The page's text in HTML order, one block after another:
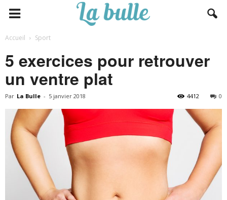
Accueil Sport
5 exercices pour retrouver
un ventre plat
Par La Bulle - 5 janvier 2018 0
4412